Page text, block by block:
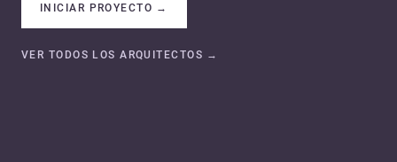
INICIAR PROYECTO →
VER TODOS LOS ARQUITECTOS →